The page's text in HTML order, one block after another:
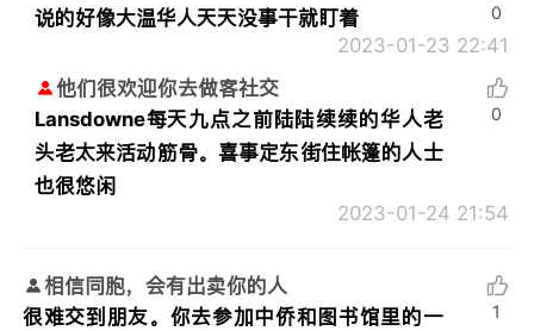
说的好像大温华人天天没事干就盯着
2023-01-23 22:41
0
他们很欢迎你去做客社交
Lansdowne每天九点之前陆陆续续的华人老
头老太来活动筋骨。喜事定东街住帐篷的人士
也很悠闲
2023-01-24 21:54
0
相信同胞，会有出卖你的人
很难交到朋友。你去参加中侨和图书馆里的一
1